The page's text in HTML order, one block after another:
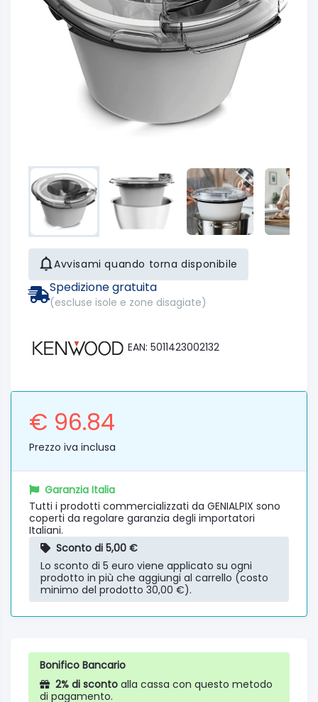
Avvisami quando torna disponibile
Spedizione gratuita
(escluse isole e zone disagiate)
EAN: 5011423002132
€ 96.84
Prezzo iva inclusa
Garanzia Italia
Tutti i prodotti commercializzati da GENIALPIX sono
coperti da regolare garanzia degli importatori
Italiani.
Sconto di 5,00 €
Lo sconto di 5 euro viene applicato su ogni
prodotto in più che aggiungi al carrello (costo
minimo del prodotto 30,00 €).
Bonifico Bancario
2% di sconto alla cassa con questo metodo
di pagamento.